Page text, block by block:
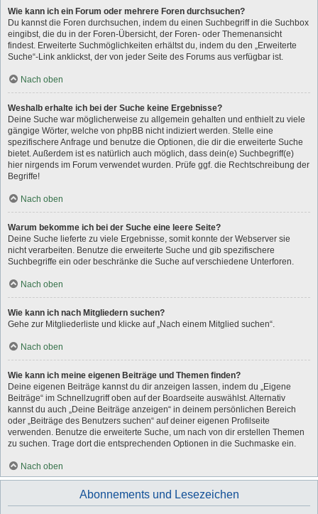
Wie kann ich ein Forum oder mehrere Foren durchsuchen?
Du kannst die Foren durchsuchen, indem du einen Suchbegriff in die Suchbox
eingibst, die du in der Foren-Übersicht, der Foren- oder Themenansicht
findest. Erweiterte Suchmöglichkeiten erhältst du, indem du den „Erweiterte
Suche“-Link anklickst, der von jeder Seite des Forums aus verfügbar ist.
Nach oben
Weshalb erhalte ich bei der Suche keine Ergebnisse?
Deine Suche war möglicherweise zu allgemein gehalten und enthielt zu viele
gängige Wörter, welche von phpBB nicht indiziert werden. Stelle eine
spezifischere Anfrage und benutze die Optionen, die dir die erweiterte Suche
bietet. Außerdem ist es natürlich auch möglich, dass dein(e) Suchbegriff(e)
hier nirgends im Forum verwendet wurden. Prüfe ggf. die Rechtschreibung der
Begriffe!
Nach oben
Warum bekomme ich bei der Suche eine leere Seite?
Deine Suche lieferte zu viele Ergebnisse, somit konnte der Webserver sie
nicht verarbeiten. Benutze die erweiterte Suche und gib spezifischere
Suchbegriffe ein oder beschränke die Suche auf verschiedene Unterforen.
Nach oben
Wie kann ich nach Mitgliedern suchen?
Gehe zur Mitgliederliste und klicke auf „Nach einem Mitglied suchen“.
Nach oben
Wie kann ich meine eigenen Beiträge und Themen finden?
Deine eigenen Beiträge kannst du dir anzeigen lassen, indem du „Eigene
Beiträge“ im Schnellzugriff oben auf der Boardseite auswählst. Alternativ
kannst du auch „Deine Beiträge anzeigen“ in deinem persönlichen Bereich
oder „Beiträge des Benutzers suchen“ auf deiner eigenen Profilseite
verwenden. Benutze die erweiterte Suche, um nach von dir erstellen Themen
zu suchen. Trage dort die entsprechenden Optionen in die Suchmaske ein.
Nach oben
Abonnements und Lesezeichen